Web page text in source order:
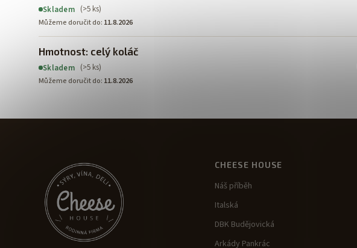
Skladem (>5 ks)
Můžeme doručit do: 11.8.2026
Hmotnost: celý koláč
Skladem (>5 ks)
Můžeme doručit do: 11.8.2026
CHEESE HOUSE
Náš příběh
Italská
DBK Budějovická
Arkády Pankrác